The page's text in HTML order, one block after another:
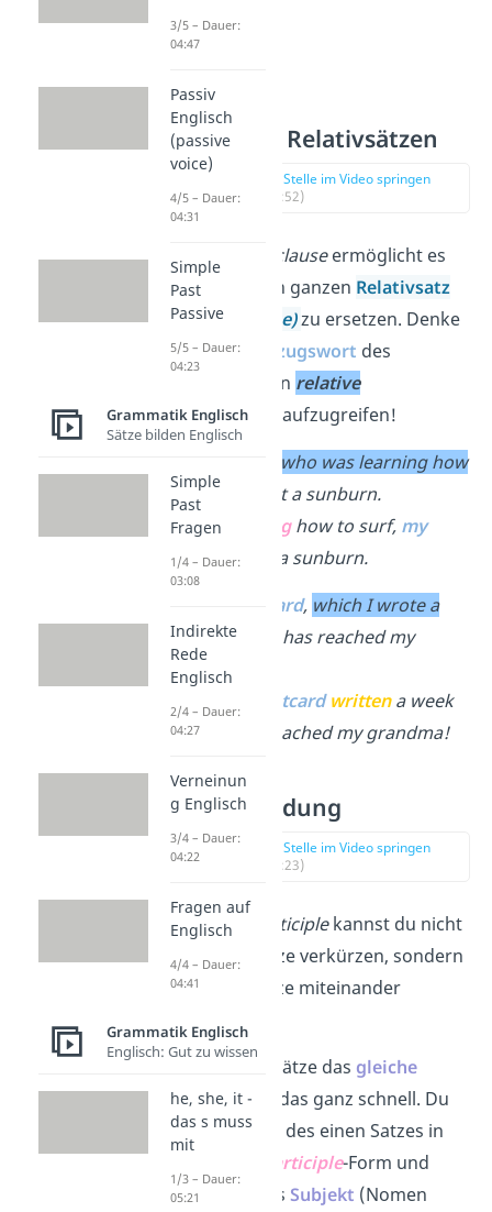
Ersatz von Relativsätzen
zur Stelle im Video springen
(02:52)
Ein participle clauseermöglicht es
dir auch, einen ganzen Relativsatz
(relative clause) zu ersetzen. Denke
daran, das
Bezugswort des
ursprünglichen relative
clause wieder aufzugreifen!
who was learning how
to surf
, got a sunburn.
→Learninghow to surf, my
sister
got a sunburn.
The postcard, which I wrote a
week ago
, has reached my
grandma!
The postcard writtena week
ago has reached my grandma!
Satzverbindung
zur Stelle im Video springen
(03:23)
Mit einem participlekannst du nicht
nur Nebensätze verkürzen, sondern
auch zwei Sätze miteinander
Haben beide Sätze das gleiche
Subjekt, geht das ganz schnell. Du
setzt das Verb des einen Satzes in
present participle-Form und
lässt dabei das Subjekt (Nomen
3/5 – Dauer:
04:47
Passiv
Englisch
(passive
voice)
4/5 – Dauer:
04:31
Simple
Past
Passive
5/5 – Dauer:
04:23
Grammatik Englisch
Sätze bilden Englisch
Simple
Past
Fragen
1/4 – Dauer:
03:08
Indirekte
Rede
Englisch
2/4 – Dauer:
04:27
Verneinun
g Englisch
3/4 – Dauer:
04:22
Fragen auf
Englisch
4/4 – Dauer:
04:41
Grammatik Englisch
Englisch: Gut zu wissen
he, she, it -
das s muss
mit
1/3 – Dauer:
05:21